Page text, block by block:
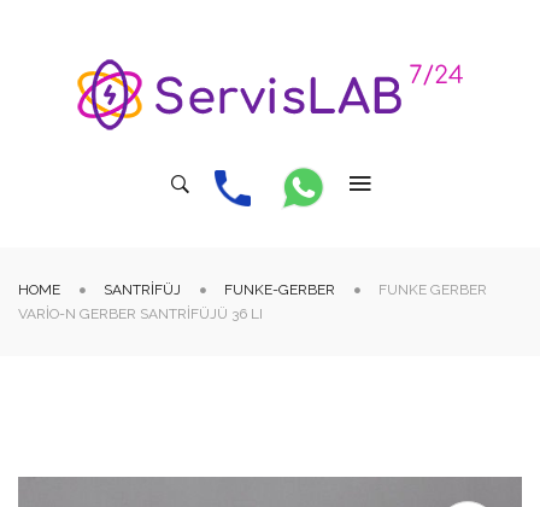
HOME SANTRIFÜJ FUNKE-GERBER
FUNKE GERBER
VARIO-N GERBER SANTRIFÜJÜ 36 LI